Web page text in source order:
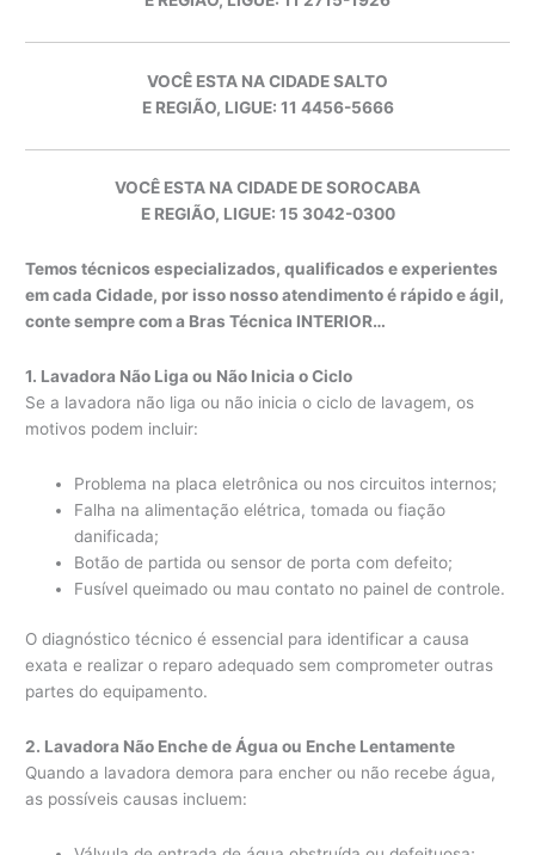
VOCÊ ESTA NA CIDADE SALTO
E REGIÃO, LIGUE: 11 4456-5666
VOCÊ ESTA NA CIDADE DE SOROCABA
E REGIÃO, LIGUE: 15 3042-0300
Temos técnicos especializados, qualificados e experientes
em cada Cidade, por isso nosso atendimento é rápido e ágil,
conte sempre com a Bras Técnica INTERIOR…
1. Lavadora Não Liga ou Não Inicia o Ciclo
Se a lavadora não liga ou não inicia o ciclo de lavagem, os
motivos podem incluir:
Problema na placa eletrônica ou nos circuitos internos;
Falha na alimentação elétrica, tomada ou fiação
danificada;
Botão de partida ou sensor de porta com defeito;
Fusível queimado ou mau contato no painel de controle.
O diagnóstico técnico é essencial para identificar a causa
exata e realizar o reparo adequado sem comprometer outras
partes do equipamento.
2. Lavadora Não Enche de Água ou Enche Lentamente
Quando a lavadora demora para encher ou não recebe água,
as possíveis causas incluem: